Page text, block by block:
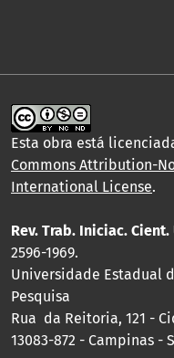
Esta obra está
Commons Attribution-
International License.
Rev. Trab. Iniciac. Cient.
2596-1969.
Universidade Estadual
Pesquisa
Rua da Reitoria, 121 -
13083-872 - Campinas -